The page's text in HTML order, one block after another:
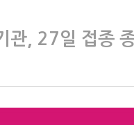
관, 27일 접종